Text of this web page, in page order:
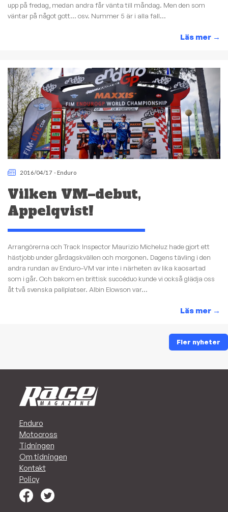
upp på fredag, medan andra får vänta till måndag. Men den som
väntar på något gott… osv. Nummer 5 är i alla fall...
Läs mer →
2016/04/17 - Enduro
Vilken VM–debut,
Appelqvist!
Arrangörerna och Track Inspector Maurizio Micheluz hade gjort ett
hästjobb under gårdagskvällen och morgonen. Dagens tävling i den
andra rundan av Enduro–VM var inte i närheten av lika kaosartad
som i går. Och bakom en brittisk succéduo kunde vi också glädja oss
åt två svenska pallplatser. Albin Elowson var...
Läs mer →
Fler nyheter
Enduro
Motocross
Tidningen
Om tidningen
Kontakt
Policy